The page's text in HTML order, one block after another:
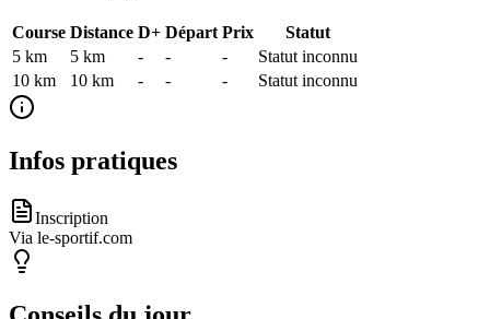
Course Distance D+ Départ Prix
Statut
5 km
5 km - - -
Statut inconnu
10 km
10 km - - - Statut inconnu
Infos pratiques
Inscription
Via le-sportif.com